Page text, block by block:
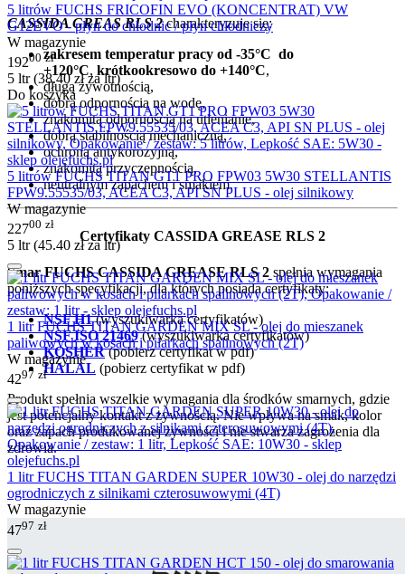
CASSIDA GREAS RLS 2charakteryzuje się:
zakresem temperatur pracy od -35°C do
+120°C, krótkookresowo do +140°C,
długą żywotnością,
dobrą odpornością na wodę,
znakomitą odpornością na utlenianie,
dobrą stabilnością mechaniczną,
ochroną antykorozyjną,
znakomitą przyczepnością,
neutralnym zapachem i smakiem.
Certyfikaty CASSIDA GREASE RLS 2
Smar FUCHS CASSIDA GREASE RLS 2 spełnia wymagania
poniższych specyfikacji, dla których posiada certyfikaty:
NSF H1(wyszukiwarka certyfikatów)
NSF ISO 21469(wyszukiwarka certyfikatów)
KOSHER(pobierz certyfikat w pdf)
HALAL (pobierz certyfikat w pdf)
Produkt spełnia wszelkie wymagania dla środków smarnych, gdzie
jest potencjalny kontakt z żywnością. Nie wpływa na smak, kolor
oraz zapach produkowanej żywności i nie stwarza zagrożenia dla
zdrowia.
5 litrów FUCHS FRICOFIN EVO (KONCENTRAT) VW
G12EVO - płyn do chłodnic / płyn chłodniczy
W magazynie
19200 zł
5 ltr (38.40złza ltr)
Do koszyka
5 litrów FUCHS TITAN GT1 PRO FPW03 5W30 STELLANTIS
FPW9.55535/03, ACEA C3, API SN PLUS - olej silnikowy
W magazynie
22700 zł
5 ltr (45.40 złza ltr)
1 litr FUCHS TITAN GARDEN MIX SL - olej do mieszanek
paliwowych w kosach i pilarkach spalinowych (2T)
W magazynie
4297 zł
1 litr FUCHS TITAN GARDEN SUPER 10W30 - olej do narzędzi
ogrodniczych z silnikami czterosuwowymi (4T)
W magazynie
4797 zł